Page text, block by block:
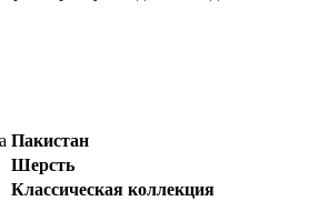
Пакистан
Шерсть
Классическая коллекция